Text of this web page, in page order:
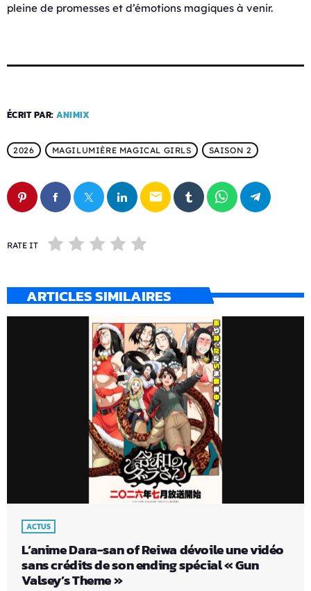
pleine de promesses et d’émotions magiques à venir.
ÉCRIT PAR: ANIMIX
2026 MAGILUMIÈRE MAGICAL GIRLS SAISON 2
email
RATE IT
ARTICLES SIMILAIRES
ACTUS
L’anime Dara-san of Reiwa dévoile une vidéo
sans crédits de son ending spécial « Gun
Valsey’s Theme »